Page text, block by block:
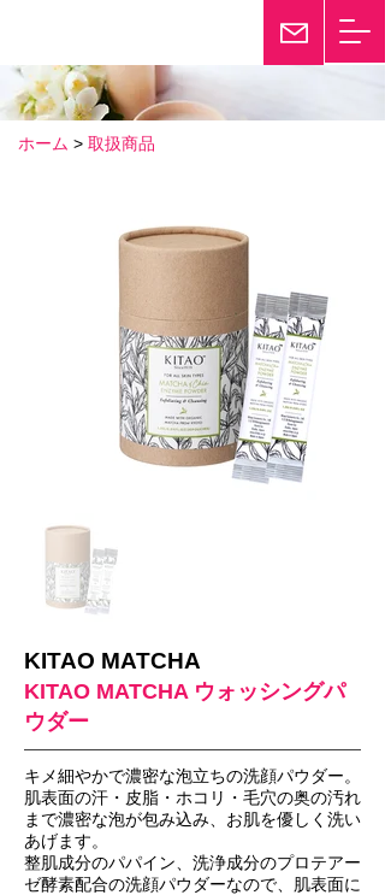
ホーム > 取扱商品
KITAO MATCHA
KITAO MATCHA ウォッシングパ
ウダー
キメ細やかで濃密な泡立ちの洗顔パウダー。
肌表面の汗・皮脂・ホコリ・毛穴の奥の汚れ
まで濃密な泡が包み込み、お肌を優しく洗い
あげます。
整肌成分のパパイン、洗浄成分のプロテアー
ゼ酵素配合の洗顔パウダーなので、肌表面に